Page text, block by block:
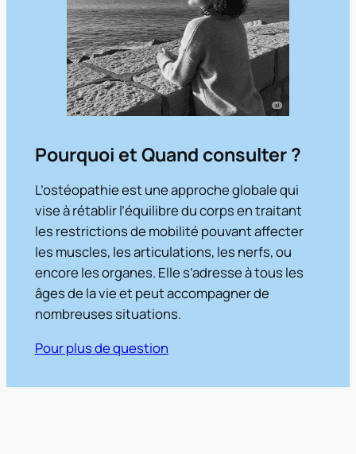
Pourquoi et Quand consulter ?
L’ostéopathie est une approche globale qui
vise à rétablir l’équilibre du corps en traitant
les restrictions de mobilité pouvant affecter
les muscles, les articulations, les nerfs, ou
encore les organes. Elle s’adresse à tous les
âges de la vie et peut accompagner de
nombreuses situations.
Pour plus de question